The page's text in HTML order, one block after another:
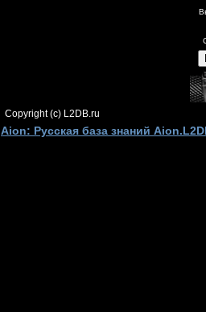
Copyright (c) L2DB.ru
Aion: Русская база знаний